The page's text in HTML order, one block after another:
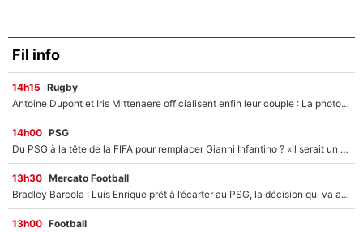
Fil info
14h15 Rugby
Antoine Dupont et Iris Mittenaere officialisent enfin leur couple : La photo qui enflamme les réseaux sociaux
14h00 PSG
Du PSG à la tête de la FIFA pour remplacer Gianni Infantino ? «Il serait un mauvais président», le patron de la Liga s'attaque à Nasser Al-Khelaïfi !
13h30 Mercato Football
Bradley Barcola : Luis Enrique prêt à l’écarter au PSG, la décision qui va accélérer son transfert à Liverpool ?
13h00 Football